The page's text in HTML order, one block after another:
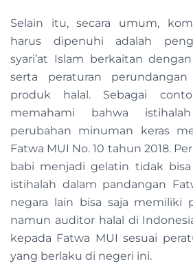
Selain itu, secara umum,
harus dipenuhi adalah
syari’at Islam berkaitan
serta peraturan
produk halal. Sebagai
memahami bahwa
perubahan minuman keras
Fatwa MUI No. 10 tahun 2018.
babi menjadi gelatin tidak
istihalah dalam pandangan
negara lain bisa saja memiliki
namun auditor halal di
kepada Fatwa MUI sesuai
yang berlaku di negeri ini.